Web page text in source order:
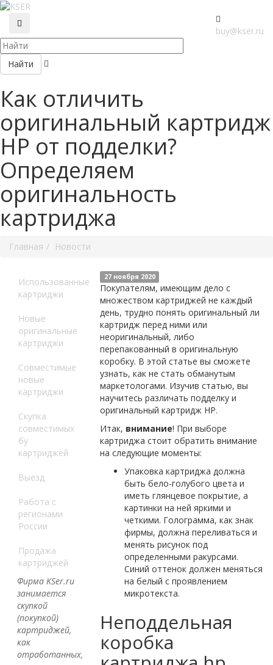
buy@kser.ru
Найти
Как отличить
оригинальный картридж
HP от подделки?
Определяем
оригинальность
картриджа
Главная Новости
Использованные
картриджи
Новые
оригинальные
картриджи
Совместимые
новые
картриджи
Скупка
совместимых
бу
картриджей
Выезд
Работа с
регионами
России
Продажа
картриджей
Фирма KSer.ru
занимается
скупкой
(покупкой)
картриджей,
как
отработанных,
27 ноября 2020
Покупателям, имеющим дело с
множеством картриджей не каждый
день, трудно понять оригинальный ли
картридж перед ними или
неоригинальный, либо
перепакованный в оригинальную
коробку. В этой статье вы сможете
узнать, как не стать обманутым
маркетологами. Изучив статью, вы
научитесь различать подделку и
оригинальный картридж HP.
Итак, внимание! При выборе
картриджа стоит обратить внимание
на следующие моменты:
Упаковка картриджа должна
быть бело-голубого цвета и
иметь глянцевое покрытие, а
картинки на ней яркими и
четкими. Голограмма, как знак
фирмы, должна переливаться и
менять рисунок под
определенными ракурсами.
Синий оттенок должен меняться
на белый с проявлением
микротекста.
Неподдельная
коробка